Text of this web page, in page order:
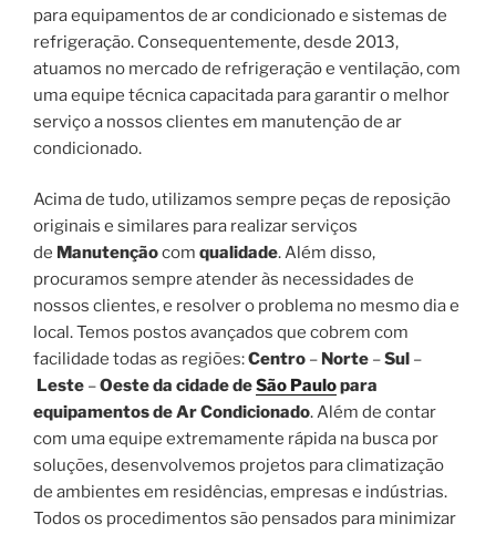
para equipamentos de ar condicionado e sistemas de
refrigeração. Consequentemente, desde 2013,
atuamos no mercado de refrigeração e ventilação, com
uma equipe técnica capacitada para garantir o melhor
serviço a nossos clientes em manutenção de ar
condicionado.
Acima de tudo, utilizamos sempre peças de reposição
originais e similares para realizar serviços
de Manutençãocom qualidade. Além disso,
procuramos sempre atender às necessidades de
nossos clientes, e resolver o problema no mesmo dia e
local. Temos postos avançados que cobrem com
facilidade todas as regiões:Centro – Norte –Sul –
Leste –Oeste da cidade deSão Paulopara
equipamentos de Ar Condicionado. Além de contar
com uma equipe extremamente rápida na busca por
soluções, desenvolvemos projetos para climatização
de ambientes em residências, empresas e indústrias.
Todos os procedimentos são pensados para minimizar